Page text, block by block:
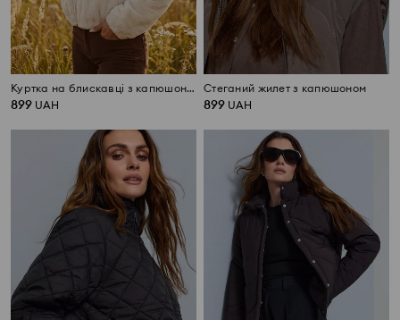
Куртка на блискавці з капюшоном
899 UAH
Стеганий жилет з капюшоном
899 UAH